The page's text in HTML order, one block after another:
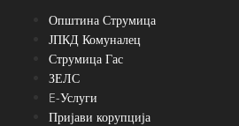
Општина Струмица
ЈПКД Комуналец
Струмица Гас
ЗЕЛС
E-Услуги
Пријави корупција